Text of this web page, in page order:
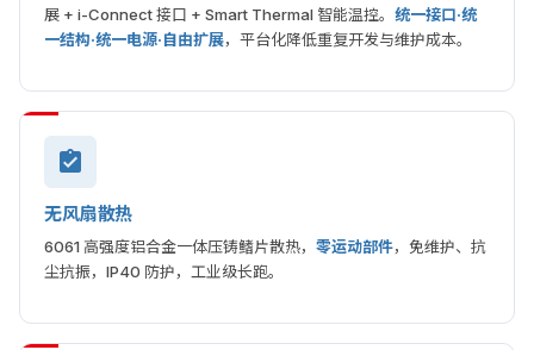
展 + i-Connect 接口 + Smart Thermal 智能温控。 统一接口·统
一结构·统一电源·自由扩展，平台化降低重复开发与维护成本。
无风扇散热
6061 高强度铝合金一体压铸鳍片散热， 零运动部件，免维护、抗
尘抗振，IP40 防护，工业级长跑。